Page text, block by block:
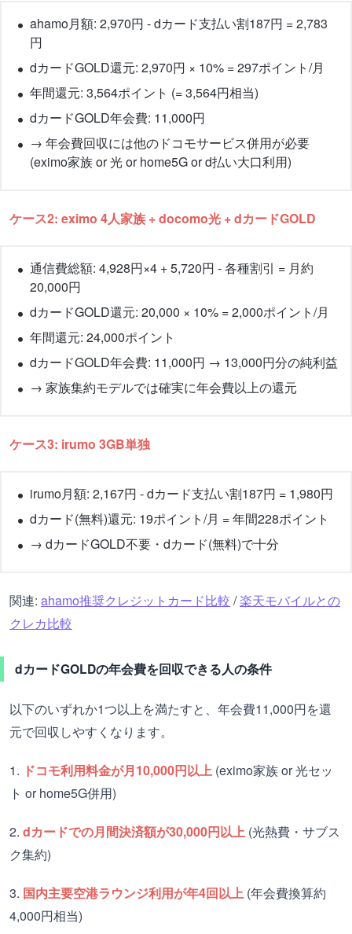
ahamo月額: 2,970円 - dカード支払い割187円 = 2,783
円
dカードGOLD還元: 2,970円 × 10% = 297ポイント/月
年間還元: 3,564ポイント (= 3,564円相当)
dカードGOLD年会費: 11,000円
→ 年会費回収には他のドコモサービス併用が必要
(eximo家族 or 光 or home5G or d払い大口利用)
ケース2: eximo 4人家族 + docomo光 + dカードGOLD
通信費総額: 4,928円×4 + 5,720円 - 各種割引 = 月約
20,000円
dカードGOLD還元: 20,000 × 10% = 2,000ポイント/月
年間還元: 24,000ポイント
dカードGOLD年会費: 11,000円 → 13,000円分の純利益
→ 家族集約モデルでは確実に年会費以上の還元
ケース3: irumo 3GB単独
irumo月額: 2,167円 - dカード支払い割187円 = 1,980円
dカード(無料)還元: 19ポイント/月 = 年間228ポイント
→ dカードGOLD不要・dカード(無料)で十分
関連: ahamo推奨クレジットカード比較 /楽天モバイルとの
クレカ比較
dカードGOLDの年会費を回収できる人の条件
以下のいずれか1つ以上を満たすと、年会費11,000円を還
元で回収しやすくなります。
1. ドコモ利用料金が月10,000円以上 (eximo家族 or 光セッ
ト or home5G併用)
2. dカードでの月間決済額が30,000円以上 (光熱費・サブス
ク集約)
3. 国内主要空港ラウンジ利用が年4回以上 (年会費換算約
4,000円相当)